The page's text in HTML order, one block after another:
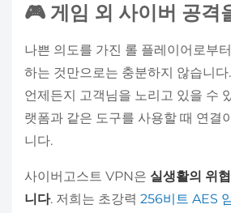
🎮 게임 외 사이버 공격
나쁜 의도를 가진 롤 플레이어로부
하는 것만으로는 충분하지 않습니
언제든지 고객님을 노리고 있을 수
랫폼과 같은 도구를 사용할 때 연결
니다.
사이버고스트 VPN은 실생활의 위
니다. 저희는 초강력 256비트 AES